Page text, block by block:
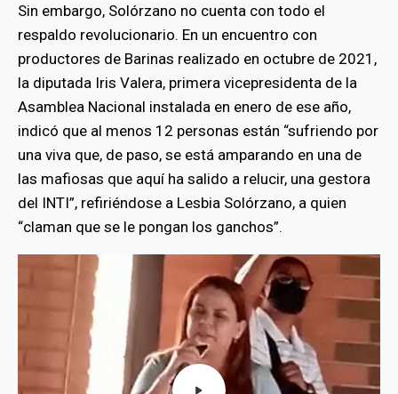
Sin embargo, Solórzano no cuenta con todo el
respaldo revolucionario. En un encuentro con
productores de Barinas realizado en octubre de 2021,
la diputada Iris Valera, primera vicepresidenta de la
Asamblea Nacional instalada en enero de ese año,
indicó que al menos 12 personas están “sufriendo por
una viva que, de paso, se está amparando en una de
las mafiosas que aquí ha salido a relucir, una gestora
del INTI”, refiriéndose a Lesbia Solórzano, a quien
“claman que se le pongan los ganchos”.